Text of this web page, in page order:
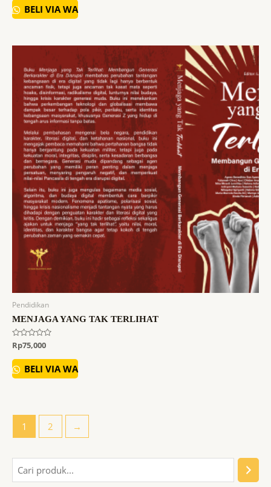
5
BELI VIA WA
Pendidikan
MENJAGA YANG TAK TERLIHAT
Dinilai
0
dari
5
Rp75,000
BELI VIA WA
1 2 →